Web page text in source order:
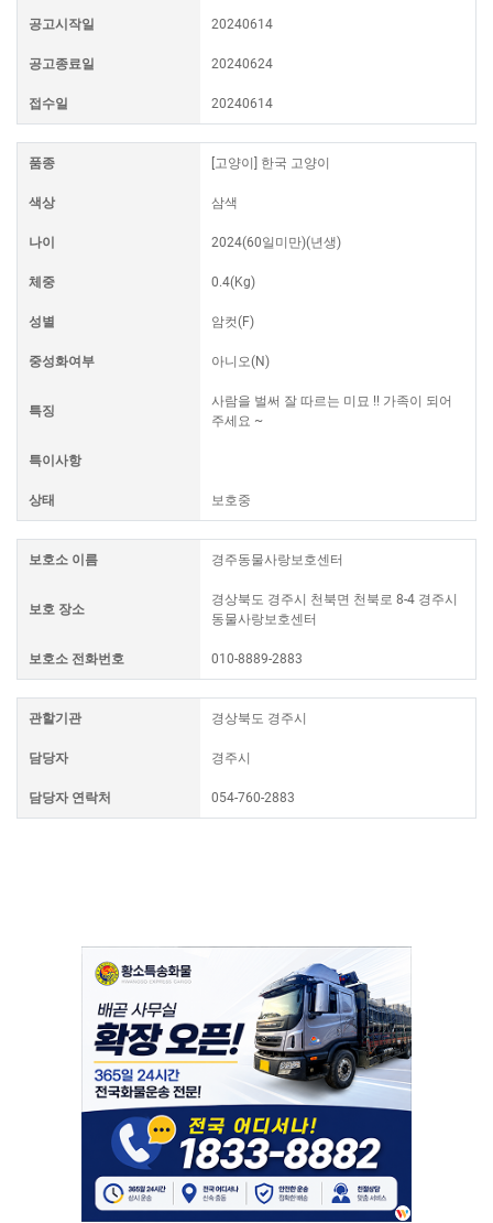
공고시작일 20240614
공고종료일 20240624
접수일 20240614
품종 [고양이] 한국 고양이
색상 삼색
나이 2024(60일미만)(년생)
체중 0.4(Kg)
성별 암컷(F)
중성화여부 아니오(N)
특징
사람을 벌써 잘 따르는 미묘 !! 가족이 되어
주세요 ~
특이사항
상태 보호중
보호소 이름 경주동물사랑보호센터
보호 장소
경상북도 경주시 천북면 천북로 8-4 경주시
동물사랑보호센터
보호소 전화번호 010-8889-2883
관할기관 경상북도 경주시
담당자 경주시
담당자 연락처 054-760-2883